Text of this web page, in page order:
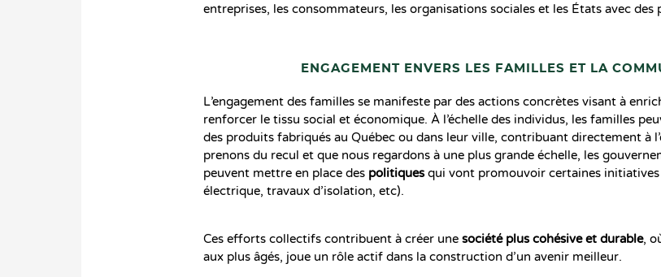
entreprises, les consommateurs, les organisations sociales et les États avec des
ENGAGEMENT ENVERS LES FAMILLES ET LA
L’engagement des familles se manifeste par des actions concrètes visant à
renforcer le tissu social et économique. À l’échelle des individus, les familles
des produits fabriqués au Québec ou dans leur ville, contribuant directement à
prenons du recul et que nous regardons à une plus grande échelle, les
peuvent mettre en place des politiquesqui vont promouvoir certaines
électrique, travaux d’isolation, etc).
Ces efforts collectifs contribuent à créer une société plus cohésive et durable,
aux plus âgés, joue un rôle actif dans la construction d’un avenir meilleur.